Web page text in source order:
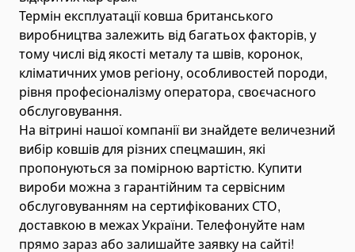
Утилізатори і інсинератори
Агломераційні машини
Екструдери
Пресове устаткування і прес-перфоратори
Вібропреси
Пневматичні преси
Складське обладнання
Штабелери
Гідравлічні штабелери
Ручні штабелери
Візки складські
Термін експлуатації ковша британського
виробництва залежить від багатьох факторів, у
тому числі від якості металу та швів, коронок,
кліматичних умов регіону, особливостей породи,
рівня професіоналізму оператора, своєчасного
обслуговування.
На вітрині нашої компанії ви знайдете величезний
вибір ковшів для різних спецмашин, які
пропонуються за помірною вартістю. Купити
вироби можна з гарантійним та сервісним
обслуговуванням на сертифікованих СТО,
доставкою в межах України. Телефонуйте нам
прямо зараз або залишайте заявку на сайті!